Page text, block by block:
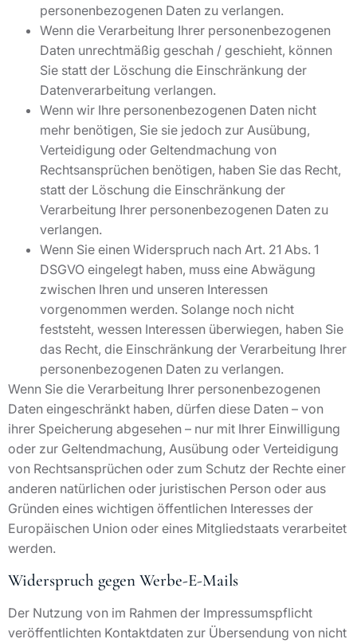
personenbezogenen Daten zu verlangen.
Wenn die Verarbeitung Ihrer personenbezogenen
Daten unrechtmäßig geschah / geschieht, können
Sie statt der Löschung die Einschränkung der
Datenverarbeitung verlangen.
Wenn wir Ihre personenbezogenen Daten nicht
mehr benötigen, Sie sie jedoch zur Ausübung,
Verteidigung oder Geltendmachung von
Rechtsansprüchen benötigen, haben Sie das Recht,
statt der Löschung die Einschränkung der
Verarbeitung Ihrer personenbezogenen Daten zu
verlangen.
Wenn Sie einen Widerspruch nach Art. 21 Abs. 1
DSGVO eingelegt haben, muss eine Abwägung
zwischen Ihren und unseren Interessen
vorgenommen werden. Solange noch nicht
feststeht, wessen Interessen überwiegen, haben Sie
das Recht, die Einschränkung der Verarbeitung Ihrer
personenbezogenen Daten zu verlangen.
Wenn Sie die Verarbeitung Ihrer personenbezogenen
Daten eingeschränkt haben, dürfen diese Daten – von
ihrer Speicherung abgesehen – nur mit Ihrer Einwilligung
oder zur Geltendmachung, Ausübung oder Verteidigung
von Rechtsansprüchen oder zum Schutz der Rechte einer
anderen natürlichen oder juristischen Person oder aus
Gründen eines wichtigen öffentlichen Interesses der
Europäischen Union oder eines Mitgliedstaats verarbeitet
werden.
Widerspruch gegen Werbe-E-Mails
Der Nutzung von im Rahmen der Impressumspflicht
veröffentlichten Kontaktdaten zur Übersendung von nicht